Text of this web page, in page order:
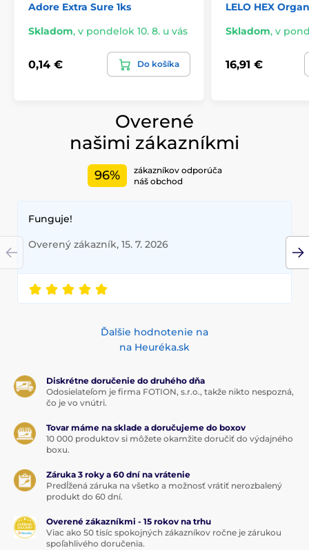
Adore Extra Sure 1ks
Skladom, v pondelok 10. 8. u vás
0,14 € Do košíka
LELO HEX
Skladom, v
16,91 €
Overené
našimi zákazníkmi
96%
zákazníkov odporúča
náš obchod
Funguje!
Overený zákazník, 15. 7. 2026
Ďalšie hodnotenie na
na Heuréka.sk
Diskrétne doručenie do druhého dňa
Odosielateľom je firma FOTION, s.r.o., takže nikto nespozná,
čo je vo vnútri.
Tovar máme na sklade a doručujeme do boxov
10 000 produktov si môžete okamžite doručiť do výdajného
boxu.
Záruka 3 roky a 60 dní na vrátenie
Predĺžená záruka na všetko a možnosť vrátiť nerozbalený
produkt do 60 dní.
Overené zákazníkmi - 15 rokov na trhu
Viac ako 50 tisíc spokojných zákazníkov ročne je zárukou
spoľahlivého doručenia.